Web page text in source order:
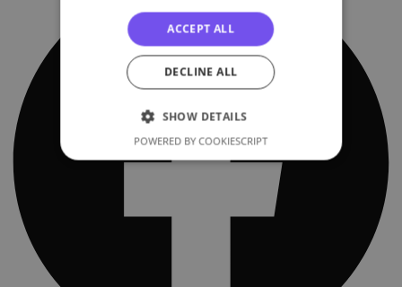
ACCEPT ALL
DECLINE ALL
SHOW DETAILS
POWERED BY COOKIESCRIPT